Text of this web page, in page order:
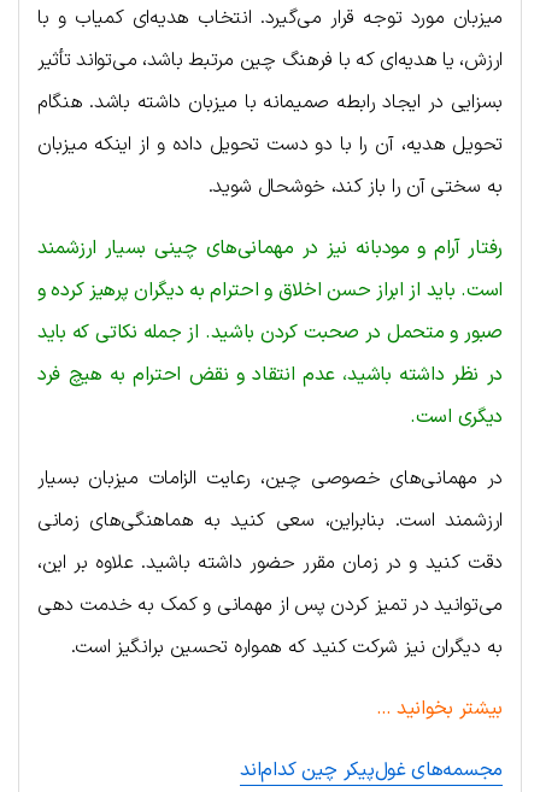
میزبان مورد توجه قرار می‌گیرد. انتخاب هدیه‌ای کمیاب و با
ارزش، یا هدیه‌ای که با فرهنگ چین مرتبط باشد، می‌تواند تأثیر
بسزایی در ایجاد رابطه صمیمانه با میزبان داشته باشد. هنگام
تحویل هدیه، آن را با دو دست تحویل داده و از اینکه میزبان
به سختی آن را باز کند، خوشحال شوید.
رفتار آرام و مودبانه نیز در مهمانی‌های چینی بسیار ارزشمند
است. باید از ابراز حسن اخلاق و احترام به دیگران پرهیز کرده و
صبور و متحمل در صحبت کردن باشید. از جمله نکاتی که باید
در نظر داشته باشید، عدم انتقاد و نقض احترام به هیچ فرد
دیگری است.
در مهمانی‌های خصوصی چین، رعایت الزامات میزبان بسیار
ارزشمند است. بنابراین، سعی کنید به هماهنگی‌های زمانی
دقت کنید و در زمان مقرر حضور داشته باشید. علاوه بر این،
می‌توانید در تمیز کردن پس از مهمانی و کمک به خدمت دهی
به دیگران نیز شرکت کنید که همواره تحسین برانگیز است.
بیشتر بخوانید …
مجسمه‌های غول‌پیکر چین کدام‌اند